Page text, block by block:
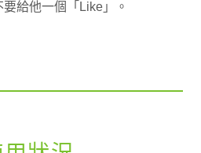
給他一個「Like」。